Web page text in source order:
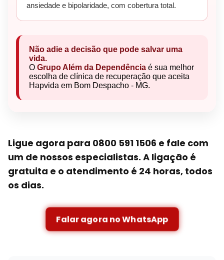
ansiedade e bipolaridade, com cobertura total.
Não adie a decisão que pode salvar uma
vida.
O Grupo Além da Dependência é sua melhor
escolha de clínica de recuperação que aceita
Hapvida em Bom Despacho - MG.
Ligue agora para 0800 591 1506 e fale com
um de nossos especialistas. A ligação é
gratuita e o atendimento é 24 horas, todos
os dias.
Falar agora no WhatsApp